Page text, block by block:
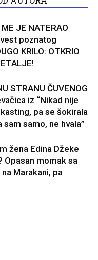
JE NATERAO
poznatog
KRILO: OTKRIO
STRANU ČUVENOG
iz “Nikad nije
pa se šokirala
sam samo, ne hvala”
žena Edina Džeke
Opasan momak sa
Marakani, pa